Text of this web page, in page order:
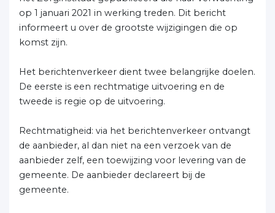
op 1 januari 2021 in werking treden. Dit bericht
informeert u over de grootste wijzigingen die op
komst zijn.
Het berichtenverkeer dient twee belangrijke doelen.
De eerste is een rechtmatige uitvoering en de
tweede is regie op de uitvoering.
Rechtmatigheid: via het berichtenverkeer ontvangt
de aanbieder, al dan niet na een verzoek van de
aanbieder zelf, een toewijzing voor levering van de
gemeente. De aanbieder declareert bij de
gemeente.